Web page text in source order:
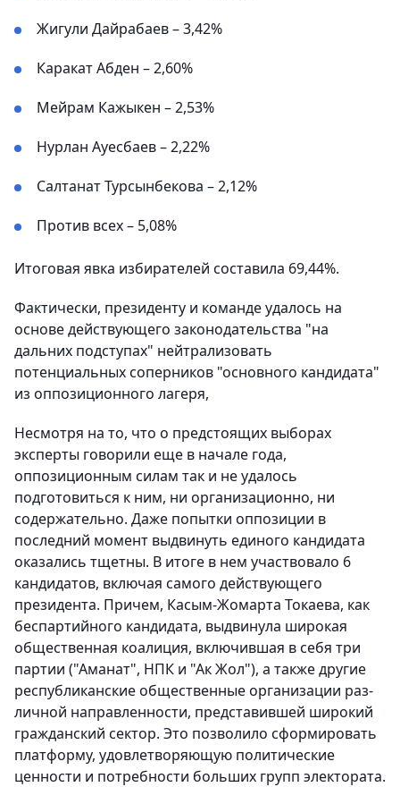
Жигули Дайрабаев – 3,42%
Каракат Абден – 2,60%
Мейрам Кажыкен – 2,53%
Нурлан Ауесбаев – 2,22%
Салтанат Турсынбекова – 2,12%
Против всех – 5,08%
Итоговая явка избирателей составила 69,44%.
Фактически, президенту и команде удалось на
основе действующего законодательства "на
дальних подступах" нейтрализовать
потенциальных соперников "основного кандидата"
из оппозиционного лагеря,
Несмотря на то, что о предстоящих выборах
эксперты говорили еще в начале года,
оппозиционным силам так и не удалось
подготовиться к ним, ни организационно, ни
содержательно. Даже попытки оппозиции в
последний момент выдвинуть единого кандидата
оказались тщетны. В итоге в нем участвовало 6
кандидатов, включая самого действующего
президента. Причем, Касым-Жомарта Токаева, как
беспартийного кандидата, выдвинула широкая
общественная коалиция, включившая в себя три
партии ("Аманат", НПК и "Ак Жол"), а также другие
республиканские общественные организации раз-
личной направленности, представившей широкий
гражданский сектор. Это позволило сформировать
платформу, удовлетворяющую политические
ценности и потребности больших групп электората.